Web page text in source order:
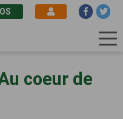
coeur de